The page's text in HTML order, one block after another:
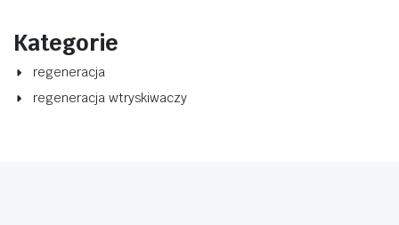
Kategorie
regeneracja
regeneracja wtryskiwaczy